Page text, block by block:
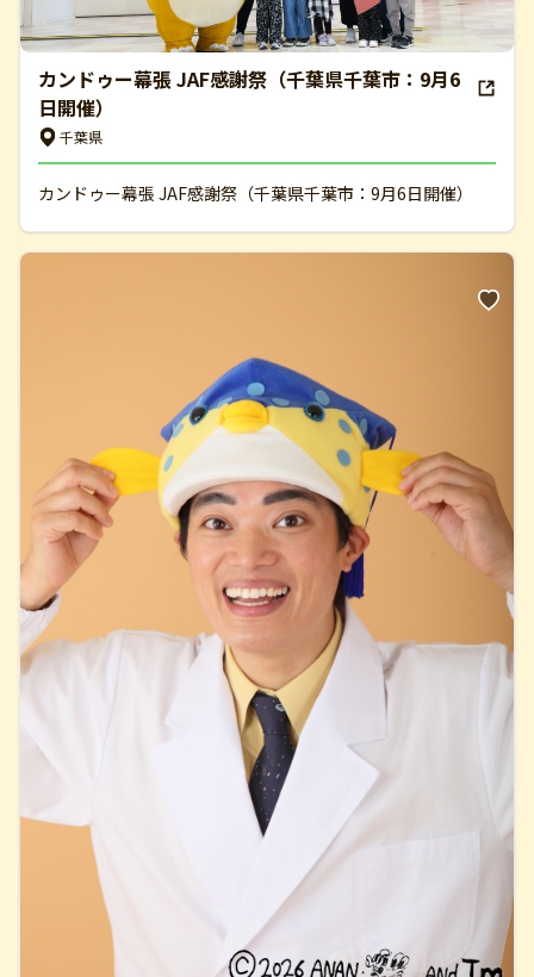
カンドゥー幕張 JAF感謝祭（千葉県千葉市：9月6
日開催）
千葉県
カンドゥー幕張 JAF感謝祭（千葉県千葉市：9月6日開催）